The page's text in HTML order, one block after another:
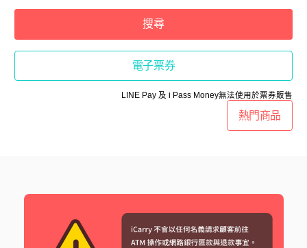
搜尋
電子票券
LINE Pay 及 i Pass Money無法使用於票券販售
熱門商品